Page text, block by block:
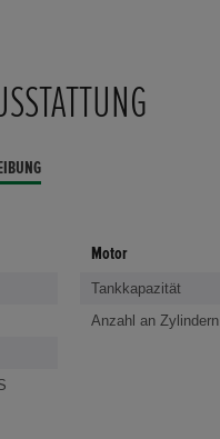
Motor
Tankkapazität
Anzahl an Zylindern